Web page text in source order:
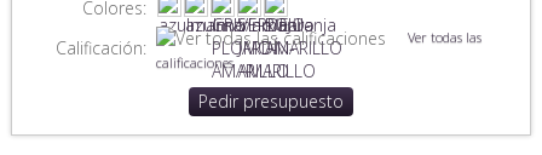
Colores:
Calificación:
Ver todas las
calificaciones
Pedir presupuesto